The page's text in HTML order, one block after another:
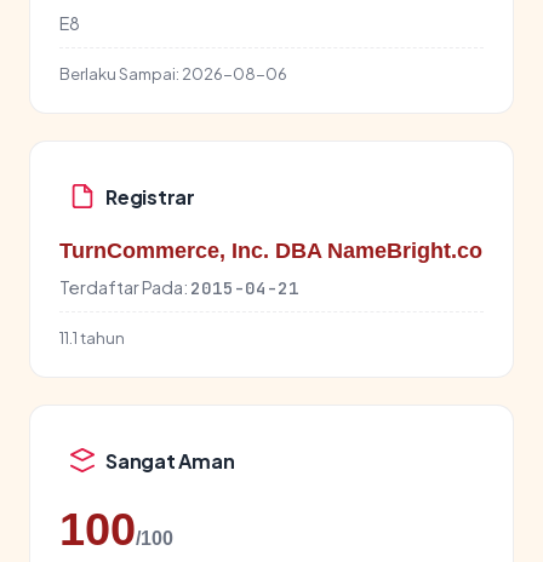
E8
Berlaku Sampai: 2026-08-06
Registrar
TurnCommerce, Inc. DBA NameBright.co
Terdaftar Pada: 2015-04-21
11.1 tahun
Sangat Aman
100/100